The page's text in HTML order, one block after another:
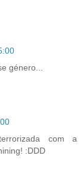
género...
com a
:DDD